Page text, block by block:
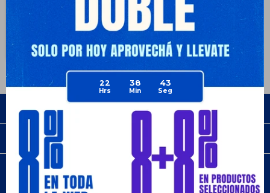
22 38 43
$
711
Disponible Envío
Empresa
Compra